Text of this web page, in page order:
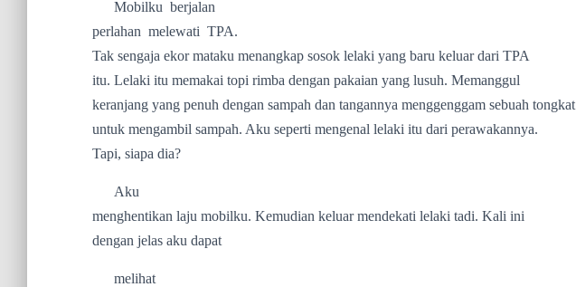
Mobilku berjalan
perlahan melewati TPA.
Tak sengaja ekor mataku menangkap sosok lelaki yang baru keluar dari TPA
itu. Lelaki itu memakai topi rimba dengan pakaian yang lusuh. Memanggul
keranjang yang penuh dengan sampah dan tangannya menggenggam sebuah tongkat
untuk mengambil sampah. Aku seperti mengenal lelaki itu dari perawakannya.
Tapi, siapa dia?
Aku
menghentikan laju mobilku. Kemudian keluar mendekati lelaki tadi. Kali ini
dengan jelas aku dapat
melihat